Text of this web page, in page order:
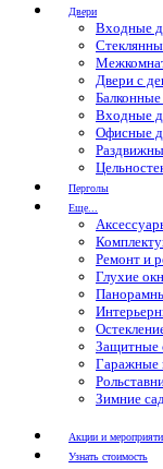
Двери
Входные
Двери с
Входные
Офисные
Перголы
Еще...
Ремонт и
Глухие
Защитные
Гаражные
Зимние
Акции и
Узнать стоимость